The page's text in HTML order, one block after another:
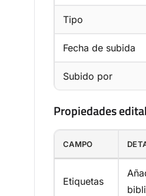
Tipo
Fecha de subida
Subido por
Propiedades
CAMPO
Etiquetas